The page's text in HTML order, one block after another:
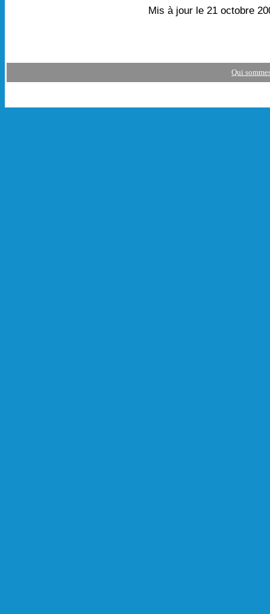
Mis à jour le 21 octobre
Qui